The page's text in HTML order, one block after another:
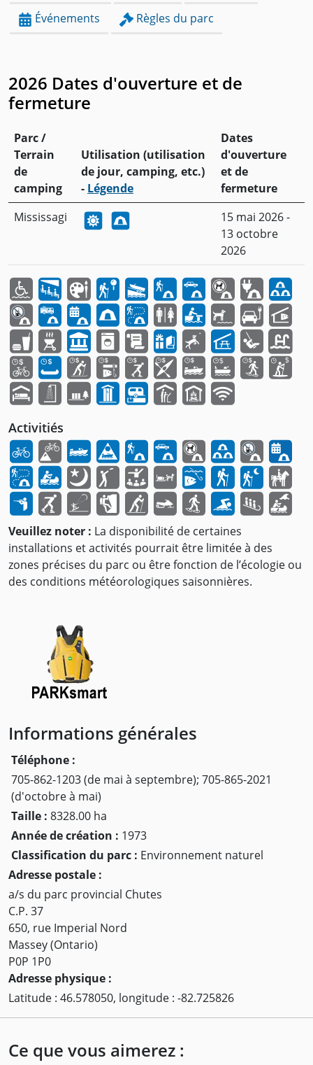
Événements Règles du parc
2026 Dates d'ouverture et de
fermeture
Parc /
Terrain
de
camping
Utilisation (utilisation
de jour, camping, etc.)
- Légende
Dates
d'ouverture
et de
fermeture
Mississagi
15 mai 2026 -
13 octobre
2026
Activitiés
Veuillez noter : La disponibilité de certaines
installations et activités pourrait être limitée à des
zones précises du parc ou être fonction de l’écologie ou
des conditions météorologiques saisonnières.
Informations générales
Téléphone :
705-862-1203 (de mai à septembre); 705-865-2021
(d'octobre à mai)
Taille : 8328.00 ha
Année de création : 1973
Classification du parc : Environnement naturel
Adresse postale :
a/s du parc provincial Chutes
C.P. 37
650, rue Imperial Nord
Massey (Ontario)
P0P 1P0
Adresse physique :
Latitude : 46.578050, longitude : -82.725826
Ce que vous aimerez :